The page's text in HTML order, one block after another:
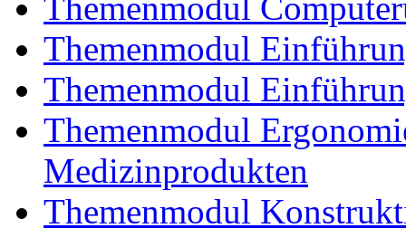
Themenmodul
Themenmodul
Themenmodul
Medizinprodukten
Themenmodul